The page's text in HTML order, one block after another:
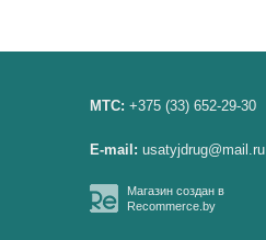
МТС: +375 (33) 652-29-30
E-mail: usatyjdrug@mail.ru
Магазин создан в
Recommerce.by